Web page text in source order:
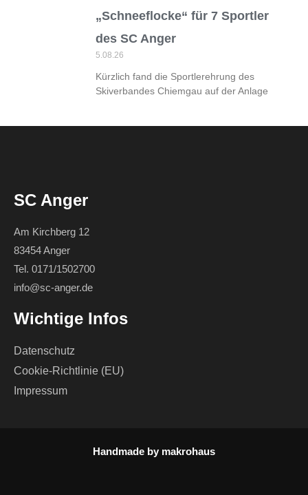
„Schneeflocke“ für 7 Sportler
des SC Anger
5.08.26
Kürzlich fand die Sportlerehrung des
Skiverbandes Chiemgau auf der Anlage
SC Anger
Am Kirchberg 12
83454 Anger
Tel. 0171/1502700
info@sc-anger.de
Wichtige Infos
Datenschutz
Cookie-Richtlinie (EU)
Impressum
Handmade by makrohaus